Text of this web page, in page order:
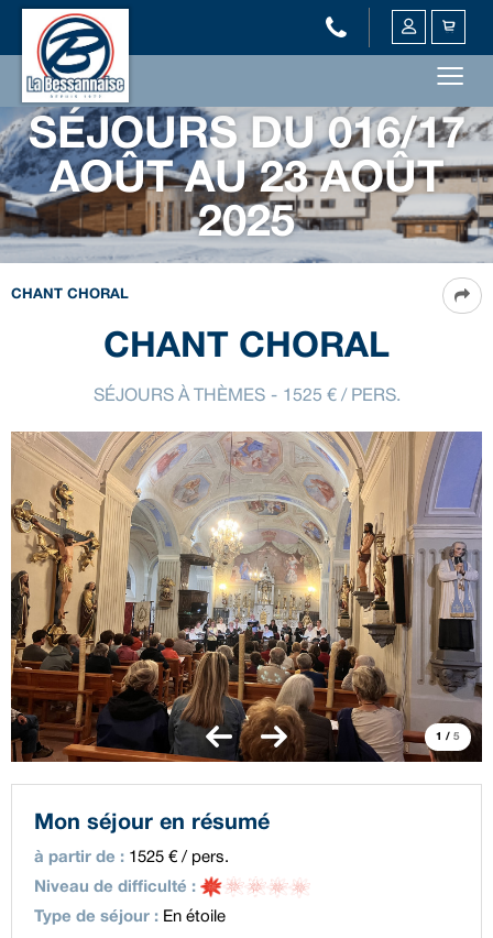
SÉJOURS DU 016/17
AOÛT AU 23 AOÛT
2025
CHANT CHORAL
CHANT CHORAL
SÉJOURS À THÈMES 1525 € / PERS.
1 / 5
Mon séjour en résumé
à partir de : 1525 € / pers.
Niveau de difficulté :
Type de séjour : En étoile